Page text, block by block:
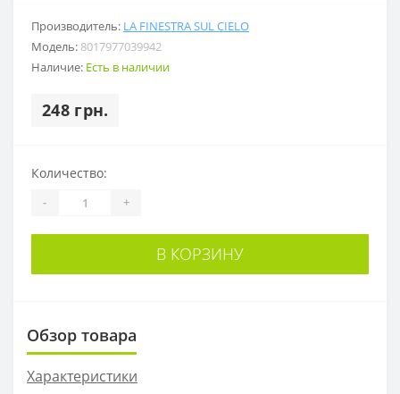
Производитель: LA FINESTRA SUL CIELO
Модель: 8017977039942
Наличие: Есть в наличии
248 грн.
Количество:
- +
В КОРЗИНУ
Обзор товара
Характеристики